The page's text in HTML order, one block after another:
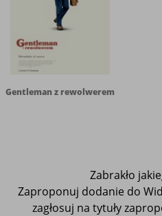
Gentleman z rewolwerem
Zabrakło
Zaproponuj dodanie do
zagłosuj na tytuły